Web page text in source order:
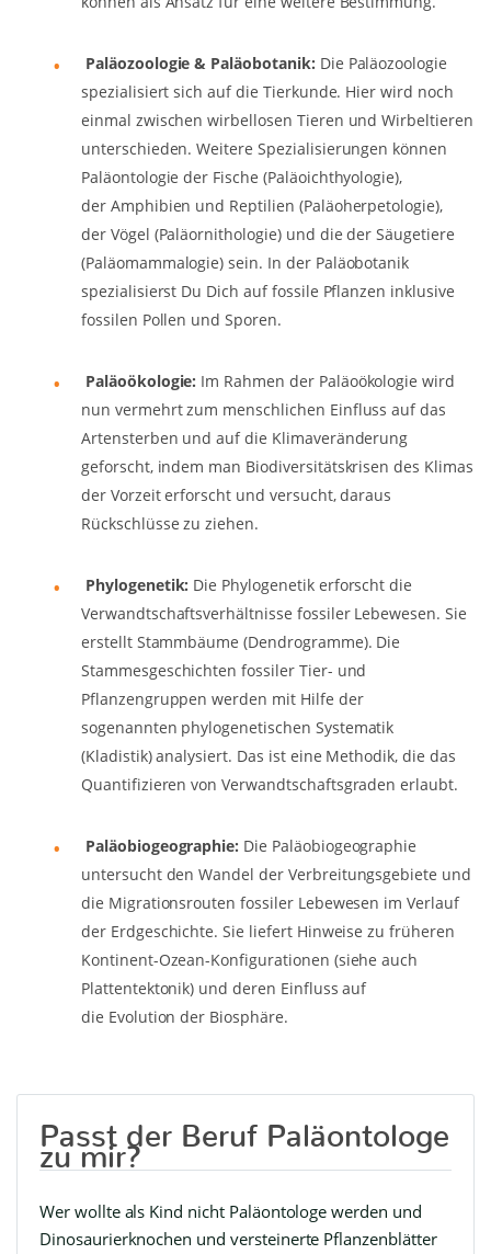
Paläozoologie & Paläobotanik: Die Paläozoologie
spezialisiert sich auf die Tierkunde. Hier wird noch
einmal zwischen wirbellosen Tieren und Wirbeltieren
unterschieden. Weitere Spezialisierungen können
Paläontologie der Fische (Paläoichthyologie),
der Amphibien und Reptilien (Paläoherpetologie),
der Vögel (Paläornithologie) und die der Säugetiere
(Paläomammalogie) sein. In der Paläobotanik
spezialisierst Du Dich auf fossile Pflanzen inklusive
fossilen Pollen und Sporen.
Paläoökologie: Im Rahmen der Paläoökologie wird
nun vermehrt zum menschlichen Einfluss auf das
Artensterben und auf die Klimaveränderung
geforscht, indem man Biodiversitätskrisen des Klimas
der Vorzeit erforscht und versucht, daraus
Rückschlüsse zu ziehen.
Phylogenetik: Die Phylogenetik erforscht die
Verwandtschaftsverhältnisse fossiler Lebewesen. Sie
erstellt Stammbäume (Dendrogramme). Die
Stammesgeschichten fossiler Tier- und
Pflanzengruppen werden mit Hilfe der
sogenannten phylogenetischen Systematik
(Kladistik) analysiert. Das ist eine Methodik, die das
Quantifizieren von Verwandtschaftsgraden erlaubt.
Paläobiogeographie: Die Paläobiogeographie
untersucht den Wandel der Verbreitungsgebiete und
die Migrationsrouten fossiler Lebewesen im Verlauf
der Erdgeschichte. Sie liefert Hinweise zu früheren
Kontinent-Ozean-Konfigurationen (siehe auch
Plattentektonik) und deren Einfluss auf
die Evolution der Biosphäre.
Passt der Beruf Paläontologe
zu mir?
Wer wollte als Kind nicht Paläontologe werden und
Dinosaurierknochen und versteinerte Pflanzenblätter